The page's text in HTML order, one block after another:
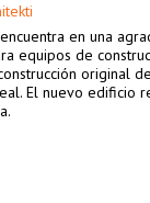
en una
equipos de
original
El nuevo edificio